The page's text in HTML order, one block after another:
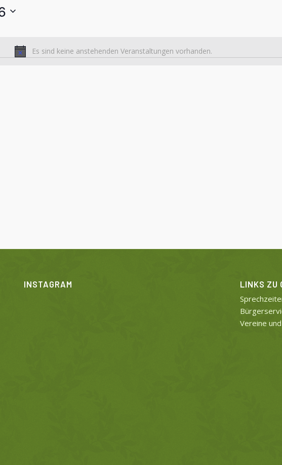
Hinweis
Es sind keine anstehenden Veranstaltungen vorhanden.
INSTAGRAM
LINKS ZU
Vereine